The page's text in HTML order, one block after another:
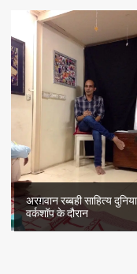
अरग़वान रब्बही साहित्य
वर्कशॉप के दौरान